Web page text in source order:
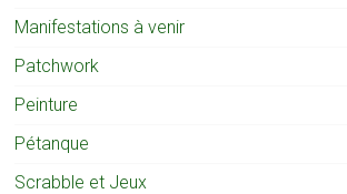
Manifestations à venir
Patchwork
Peinture
Pétanque
Scrabble et Jeux